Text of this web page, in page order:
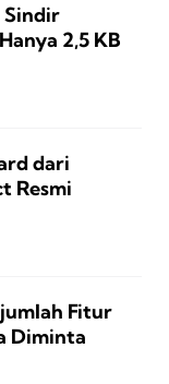
Sindir
2,5 KB
dari
Resmi
Fitur
Diminta